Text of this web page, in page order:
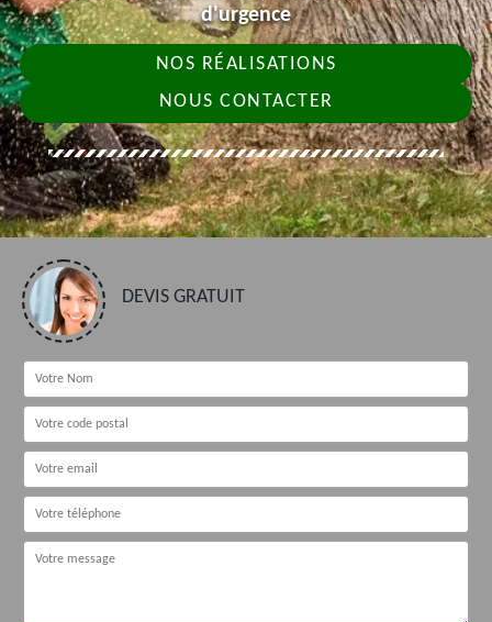
d'urgence
NOS RÉALISATIONS
NOUS CONTACTER
DEVIS GRATUIT